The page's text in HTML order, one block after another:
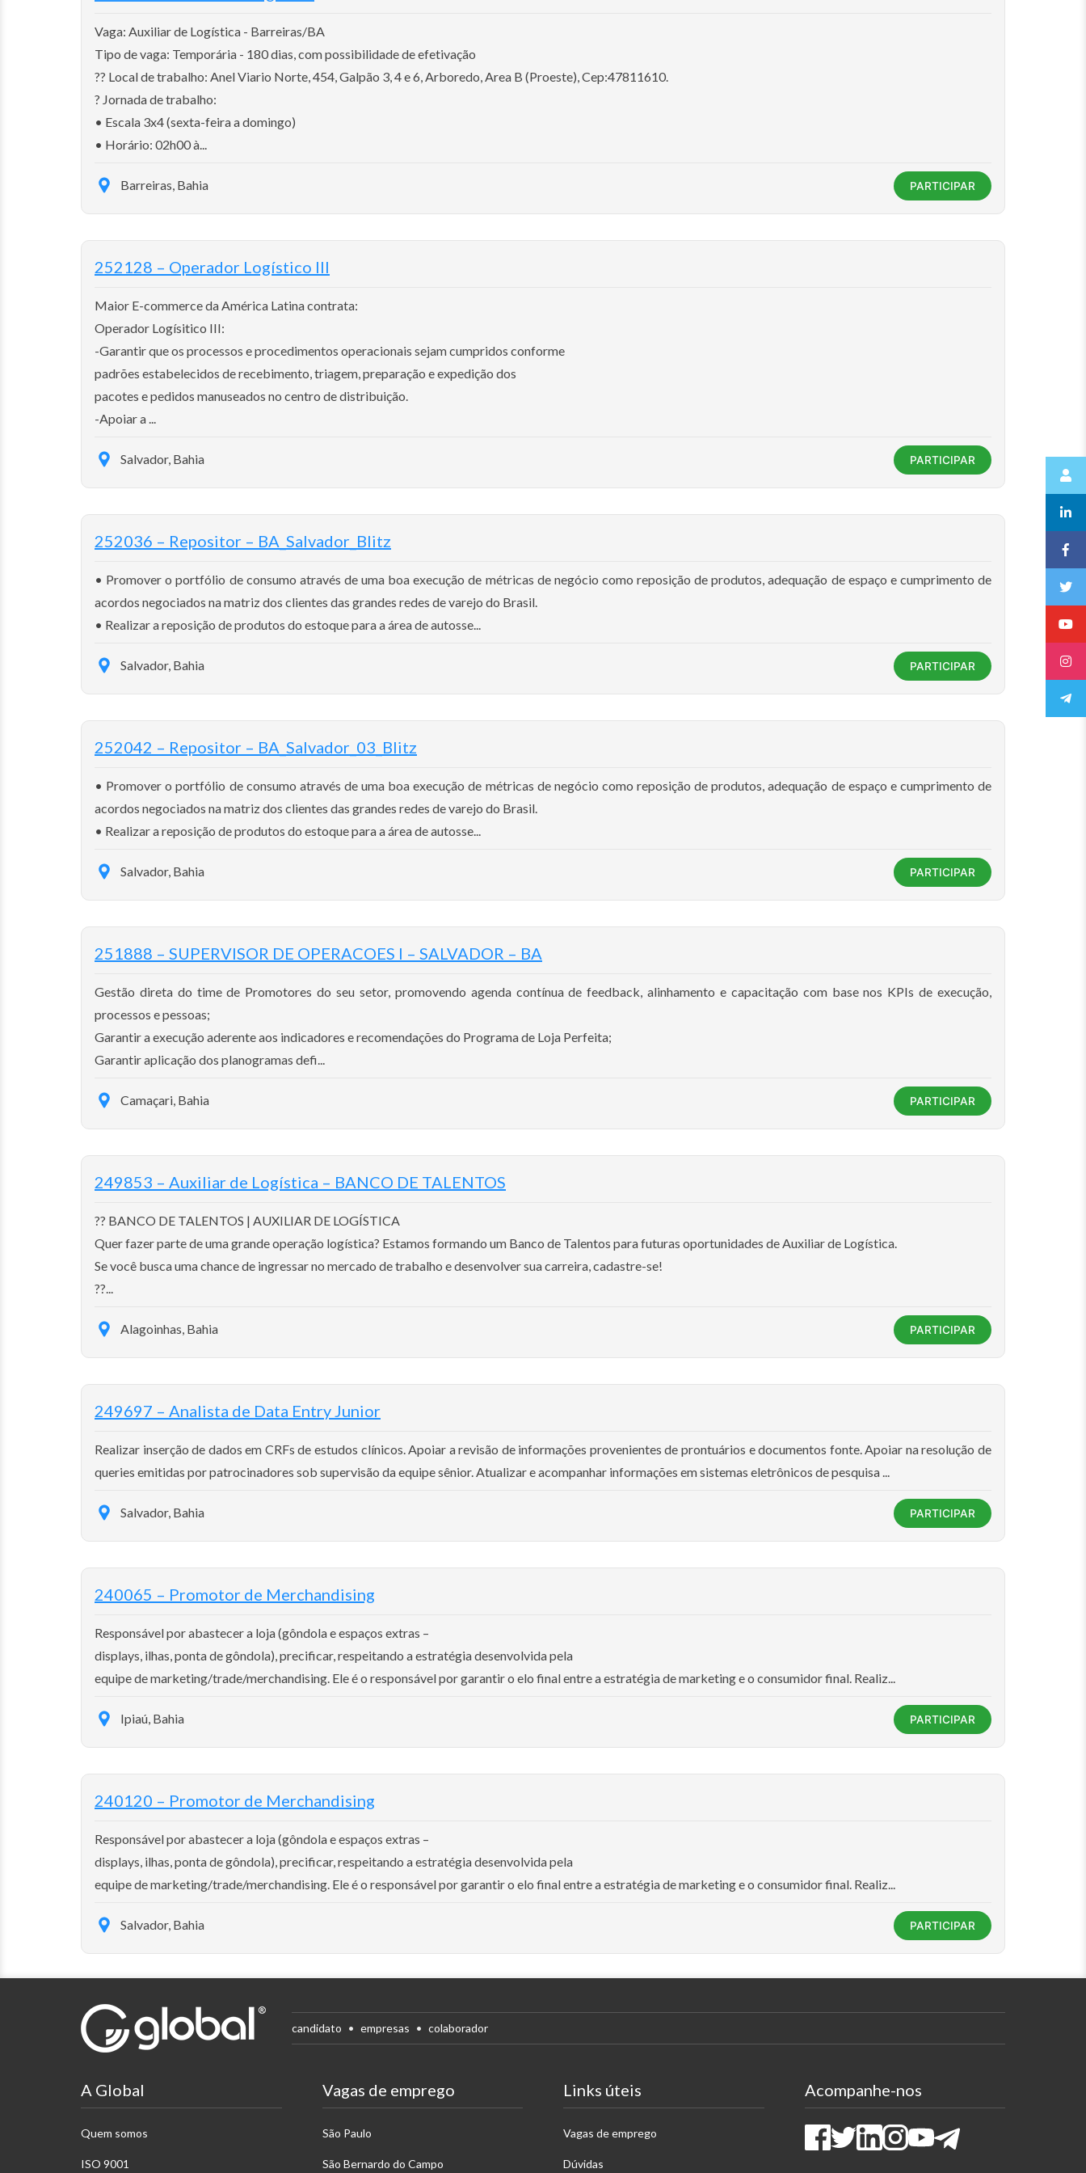
Vaga: Auxiliar de Logística - Barreiras/BA
Tipo de vaga: Temporária - 180 dias, com possibilidade de efetivação
?? Local de trabalho: Anel Viario Norte, 454, Galpão 3, 4 e 6, Arboredo, Area B (Proeste), Cep:47811610.
? Jornada de trabalho:
• Escala 3x4 (sexta-feira a domingo)
• Horário: 02h00 à...
Barreiras, Bahia PARTICIPAR
252128 – Operador Logístico III
Maior E-commerce da América Latina contrata:
Operador Logísitico III:
-Garantir que os processos e procedimentos operacionais sejam cumpridos conforme
padrões estabelecidos de recebimento, triagem, preparação e expedição dos
pacotes e pedidos manuseados no centro de distribuição.
-Apoiar a ...
Salvador, Bahia PARTICIPAR
252036 – Repositor – BA_Salvador_Blitz
• Promover o portfólio de consumo através de uma boa execução de métricas de negócio como reposição de produtos, adequação de espaço e cumprimento de
acordos negociados na matriz dos clientes das grandes redes de varejo do Brasil.
• Realizar a reposição de produtos do estoque para a área de autosse...
Salvador, Bahia PARTICIPAR
252042 – Repositor – BA_Salvador_03_Blitz
• Promover o portfólio de consumo através de uma boa execução de métricas de negócio como reposição de produtos, adequação de espaço e cumprimento de
acordos negociados na matriz dos clientes das grandes redes de varejo do Brasil.
• Realizar a reposição de produtos do estoque para a área de autosse...
Salvador, Bahia PARTICIPAR
251888 – SUPERVISOR DE OPERACOES I – SALVADOR – BA
Gestão direta do time de Promotores do seu setor, promovendo agenda contínua de feedback, alinhamento e capacitação com base nos KPIs de execução,
processos e pessoas;
Garantir a execução aderente aos indicadores e recomendações do Programa de Loja Perfeita;
Garantir aplicação dos planogramas defi...
Camaçari, Bahia PARTICIPAR
249853 – Auxiliar de Logística – BANCO DE TALENTOS
?? BANCO DE TALENTOS | AUXILIAR DE LOGÍSTICA
Quer fazer parte de uma grande operação logística? Estamos formando um Banco de Talentos para futuras oportunidades de Auxiliar de Logística.
Se você busca uma chance de ingressar no mercado de trabalho e desenvolver sua carreira, cadastre-se!
??...
Alagoinhas, Bahia PARTICIPAR
249697 – Analista de Data Entry Junior
Realizar inserção de dados em CRFs de estudos clínicos. Apoiar a revisão de informações provenientes de prontuários e documentos fonte. Apoiar na resolução de
queries emitidas por patrocinadores sob supervisão da equipe sênior. Atualizar e acompanhar informações em sistemas eletrônicos de pesquisa ...
Salvador, Bahia PARTICIPAR
240065 – Promotor de Merchandising
Responsável por abastecer a loja (gôndola e espaços extras –
displays, ilhas, ponta de gôndola), precificar, respeitando a estratégia desenvolvida pela
equipe de marketing/trade/merchandising. Ele é o responsável por garantir o elo final entre a estratégia de marketing e o consumidor final. Realiz...
Ipiaú, Bahia PARTICIPAR
240120 – Promotor de Merchandising
Responsável por abastecer a loja (gôndola e espaços extras –
displays, ilhas, ponta de gôndola), precificar, respeitando a estratégia desenvolvida pela
equipe de marketing/trade/merchandising. Ele é o responsável por garantir o elo final entre a estratégia de marketing e o consumidor final. Realiz...
Salvador, Bahia PARTICIPAR
candidato empresas colaborador
A Global
Quem somos
ISO 9001
Vagas de emprego
São Paulo
São Bernardo do Campo
Links úteis
Vagas de emprego
Dúvidas
Acompanhe-nos
Facebook
TwitterLinkedIn
Instagram
YoutubeTelegram